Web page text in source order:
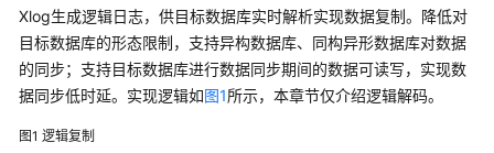
产
品
介
绍
Xlog生成逻辑日志，供目标数据库实时解析实现数据复制。降低对
目标数据库的形态限制，支持异构数据库、同构异形数据库对数据
的同步；支持目标数据库进行数据同步期间的数据可读写，实现数
据同步低时延。实现逻辑如图1所示，本章节仅介绍逻辑解码。
图1 逻辑复制